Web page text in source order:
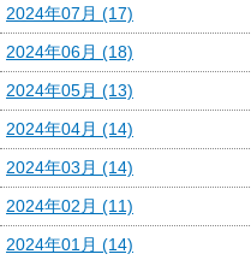
2024年07月 (17)
2024年06月 (18)
2024年05月 (13)
2024年04月 (14)
2024年03月 (14)
2024年02月 (11)
2024年01月 (14)